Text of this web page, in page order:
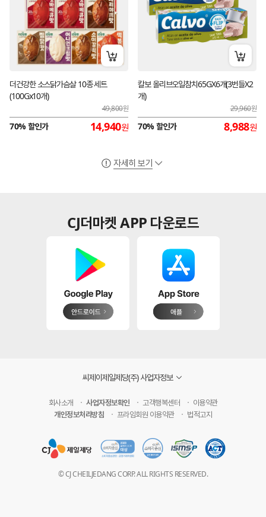
더건강한 소스닭가슴살 10종 세트
(100Gx10개)
49,800원
70% 할인가 14,940원
칼보 올리브오일참치65GX6개(3번들X2
개)
29,960원
70% 할인가 8,988원
자세히 보기
CJ더마켓 APP 다운로드
씨제이제일제당(주) 사업자정보
회사소개 사업자정보확인 고객행복센터
이용약관
개인정보처리방침
프라임회원 이용약관 법적고지
© CJ CHEILJEDANG CORP. ALL RIGHTS RESERVED.